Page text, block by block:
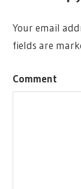
Your email
fields are
Comment